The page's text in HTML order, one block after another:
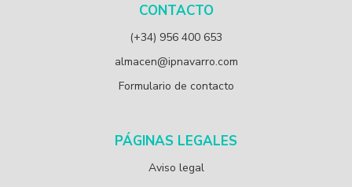
CONTACTO
(+34) 956 400 653
almacen@ipnavarro.com
Formulario de contacto
PÁGINAS LEGALES
Aviso legal